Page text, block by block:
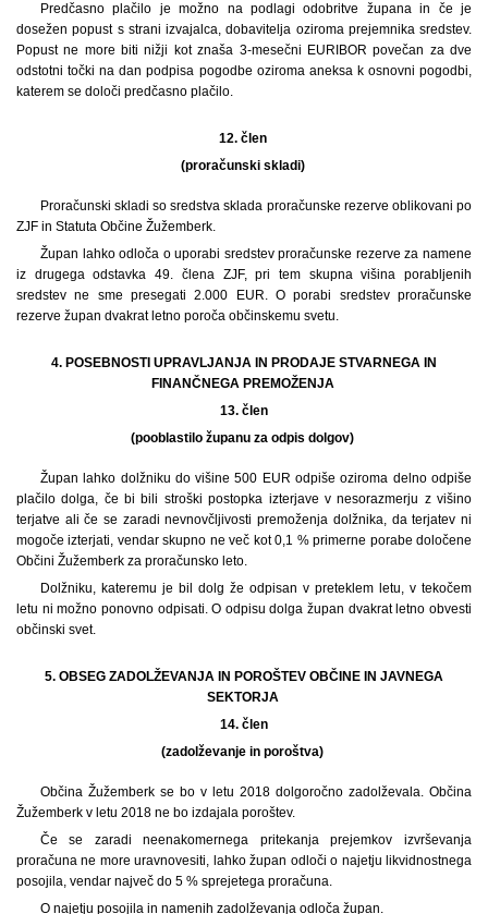
Predčasno plačilo je možno na podlagi odobritve župana in če je
dosežen popust s strani izvajalca, dobavitelja oziroma prejemnika sredstev.
Popust ne more biti nižji kot znaša 3-mesečni EURIBOR povečan za dve
odstotni točki na dan podpisa pogodbe oziroma aneksa k osnovni pogodbi,
katerem se določi predčasno plačilo.
12. člen
(proračunski skladi)
Proračunski skladi so sredstva sklada proračunske rezerve oblikovani po
ZJF in Statuta Občine Žužemberk.
Župan lahko odloča o uporabi sredstev proračunske rezerve za namene
iz drugega odstavka 49. člena ZJF, pri tem skupna višina porabljenih
sredstev ne sme presegati 2.000 EUR. O porabi sredstev proračunske
rezerve župan dvakrat letno poroča občinskemu svetu.
4. POSEBNOSTI UPRAVLJANJA IN PRODAJE STVARNEGA IN
FINANČNEGA PREMOŽENJA
13. člen
(pooblastilo županu za odpis dolgov)
Župan lahko dolžniku do višine 500 EUR odpiše oziroma delno odpiše
plačilo dolga, če bi bili stroški postopka izterjave v nesorazmerju z višino
terjatve ali če se zaradi nevnovčljivosti premoženja dolžnika, da terjatev ni
mogoče izterjati, vendar skupno ne več kot 0,1 % primerne porabe določene
Občini Žužemberk za proračunsko leto.
Dolžniku, kateremu je bil dolg že odpisan v preteklem letu, v tekočem
letu ni možno ponovno odpisati. O odpisu dolga župan dvakrat letno obvesti
občinski svet.
5. OBSEG ZADOLŽEVANJA IN POROŠTEV OBČINE IN JAVNEGA
SEKTORJA
14. člen
(zadolževanje in poroštva)
Občina Žužemberk se bo v letu 2018 dolgoročno zadolževala. Občina
Žužemberk v letu 2018 ne bo izdajala poroštev.
Če se zaradi neenakomernega pritekanja prejemkov izvrševanja
proračuna ne more uravnovesiti, lahko župan odloči o najetju likvidnostnega
posojila, vendar največ do 5 % sprejetega proračuna.
O najetju posojila in namenih zadolževanja odloča župan.